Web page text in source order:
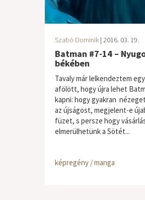
Szabó Dominik | 2016. 03. 19.
Batman #7-14 –
békében
Tavaly már lelkendeztem
afölött, hogy újra lehet
kapni: hogy gyakran
az újságost, megjelent-e
füzet, s persze hogy
elmerülhetünk a Sötét...
képregény / manga